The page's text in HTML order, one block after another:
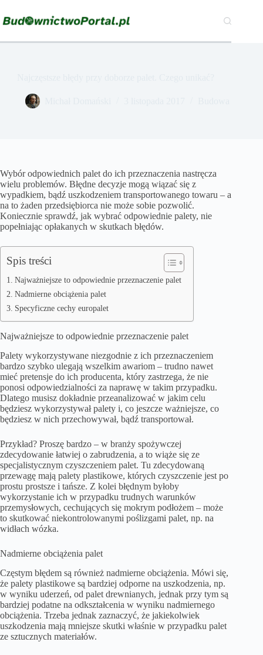
do
treści
Wybór odpowiednich palet do ich przeznaczenia nastręcza
wielu problemów. Błędne decyzje mogą wiązać się z
wypadkiem, bądź uszkodzeniem transportowanego towaru – a
na to żaden przedsiębiorca nie może sobie pozwolić.
Koniecznie sprawdź, jak wybrać odpowiednie palety, nie
popełniając opłakanych w skutkach błędów.
Spis treści
Najważniejsze to odpowiednie przeznaczenie palet
Nadmierne obciążenia palet
Specyficzne cechy europalet
Najważniejsze to odpowiednie przeznaczenie palet
Palety wykorzystywane niezgodnie z ich przeznaczeniem
bardzo szybko ulegają wszelkim awariom – trudno nawet
mieć pretensje do ich producenta, który zastrzega, że nie
ponosi odpowiedzialności za naprawę w takim przypadku.
Dlatego musisz dokładnie przeanalizować w jakim celu
będziesz wykorzystywał palety i, co jeszcze ważniejsze, co
będziesz w nich przechowywał, bądź transportował.
Przykład? Proszę bardzo – w branży spożywczej
zdecydowanie łatwiej o zabrudzenia, a to wiąże się ze
specjalistycznym czyszczeniem palet. Tu zdecydowaną
przewagę mają palety plastikowe, których czyszczenie jest po
prostu prostsze i tańsze. Z kolei błędnym byłoby
wykorzystanie ich w przypadku trudnych warunków
przemysłowych, cechujących się mokrym podłożem – może
to skutkować niekontrolowanymi poślizgami palet, np. na
widłach wózka.
Nadmierne obciążenia palet
Częstym błędem są również nadmierne obciążenia. Mówi się,
że palety plastikowe są bardziej odporne na uszkodzenia, np.
w wyniku uderzeń, od palet drewnianych, jednak przy tym są
bardziej podatne na odkształcenia w wyniku nadmiernego
obciążenia. Trzeba jednak zaznaczyć, że jakiekolwiek
uszkodzenia mają mniejsze skutki właśnie w przypadku palet
ze sztucznych materiałów.